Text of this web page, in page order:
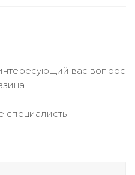
вас вопрос
специалисты